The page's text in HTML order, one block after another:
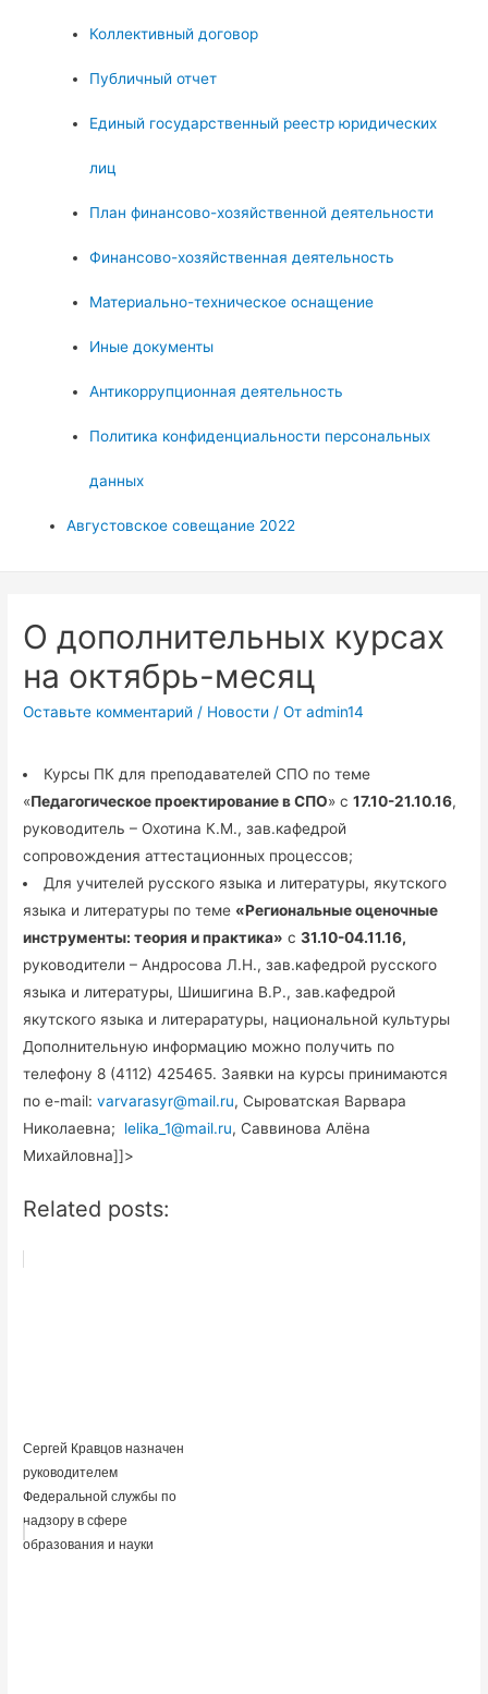
Коллективный договор
Публичный отчет
Единый государственный реестр юридических
лиц
План финансово-хозяйственной деятельности
Финансово-хозяйственная деятельность
Материально-техническое оснащение
Иные документы
Антикоррупционная деятельность
Политика конфиденциальности персональных
данных
Августовское совещание 2022
О дополнительных курсах
на октябрь-месяц
Оставьте комментарий / Новости / От admin14
Курсы ПК для преподавателей СПО по теме
«Педагогическое проектирование в СПО» с17.10-21.10.16,
руководитель – Охотина К.М., зав.кафедрой
сопровождения аттестационных процессов;
Для учителей русского языка и литературы, якутского
языка и литературы по теме «Региональные оценочные
инструменты: теория и практика» с31.10-04.11.16,
руководители – Андросова Л.Н., зав.кафедрой русского
языка и литературы, Шишигина В.Р., зав.кафедрой
якутского языка и литераратуры, национальной культуры
Дополнительную информацию можно получить по
телефону 8 (4112) 425465. Заявки на курсы принимаются
по e-mail:varvarasyr@mail.ru, Сыроватская Варвара
Николаевна; lelika_1@mail.ru, Саввинова Алёна
Михайловна]]>
Related posts:
Сергей Кравцов назначен
руководителем
Федеральной службы по
надзору в сфере
образования и науки